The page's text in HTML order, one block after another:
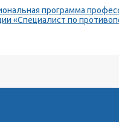
программа
«Специалист по